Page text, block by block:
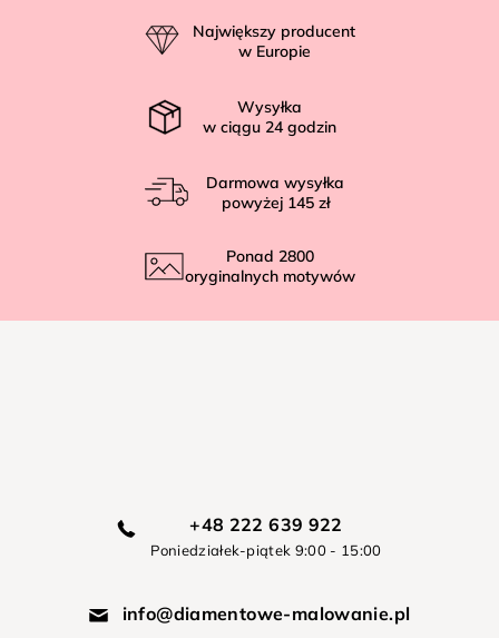
Największy producent
w Europie
Wysyłka
w ciągu 24 godzin
Darmowa wysyłka
powyżej 145 zł
Ponad 2800
oryginalnych motywów
+48 222 639 922
Poniedziałek-piątek 9:00 - 15:00
info@diamentowe-malowanie.pl